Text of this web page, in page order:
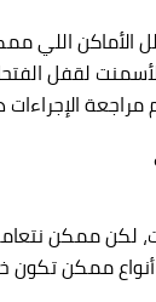
نقلل
لقفل
ممكن
ممكن تكون